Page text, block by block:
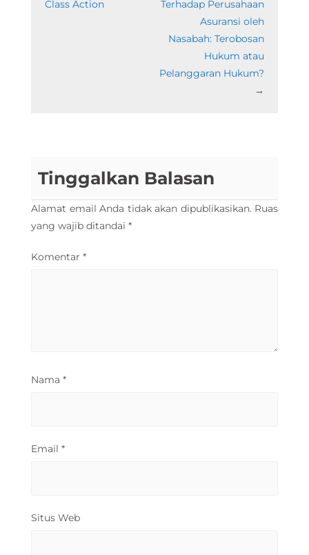
Class Action
Terhadap Perusahaan
Asuransi oleh
Nasabah: Terobosan
Hukum atau
Pelanggaran Hukum?
→
Tinggalkan Balasan
Alamat email Anda tidak akan dipublikasikan. Ruas
yang wajib ditandai *
Komentar *
Nama *
Email *
Situs Web